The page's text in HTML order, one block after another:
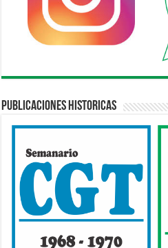
Publicaciones Historicas